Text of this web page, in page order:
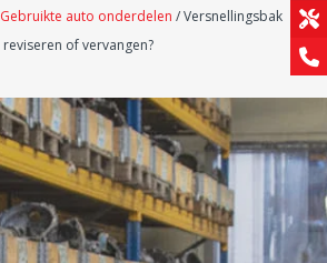
Gebruikte auto onderdelen /Versnellingsbak
reviseren of vervangen?